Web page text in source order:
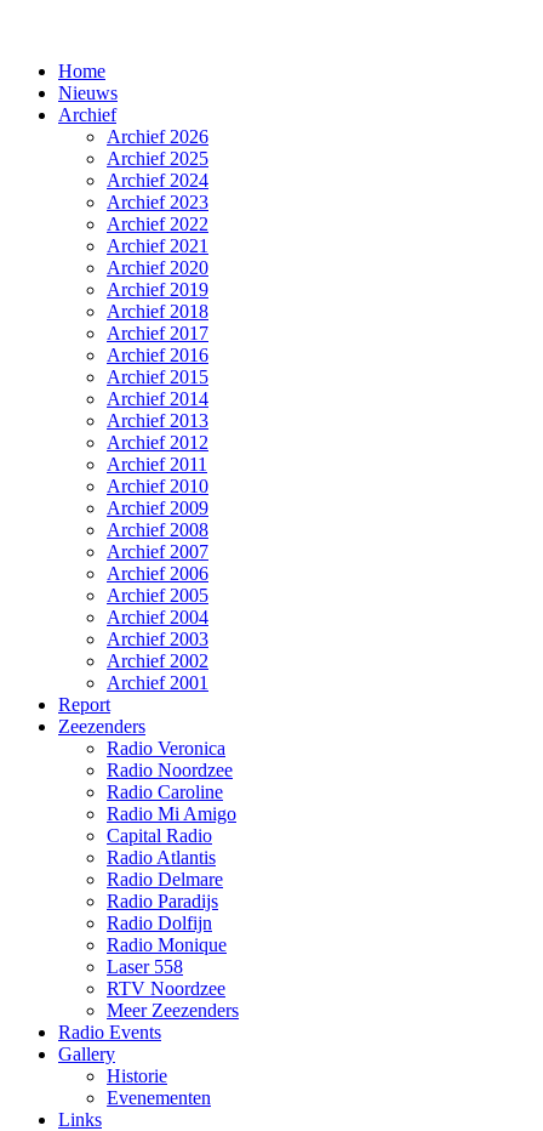
Home
Nieuws
Archief
Archief 2026
Archief 2025
Archief 2024
Archief 2023
Archief 2022
Archief 2021
Archief 2020
Archief 2019
Archief 2018
Archief 2017
Archief 2016
Archief 2015
Archief 2014
Archief 2013
Archief 2012
Archief 2011
Archief 2010
Archief 2009
Archief 2008
Archief 2007
Archief 2006
Archief 2005
Archief 2004
Archief 2003
Archief 2002
Archief 2001
Report
Zeezenders
Radio Veronica
Radio Noordzee
Radio Caroline
Radio Mi Amigo
Capital Radio
Radio Atlantis
Radio Delmare
Radio Paradijs
Radio Dolfijn
Radio Monique
Laser 558
RTV Noordzee
Meer Zeezenders
Radio Events
Gallery
Historie
Evenementen
Links